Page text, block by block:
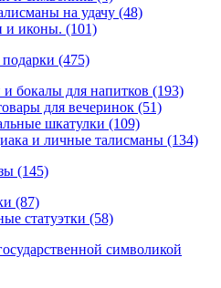
на удачу (48)
и иконы. (101)
(475)
бокалы для напитков (193)
для вечеринок (51)
шкатулки (109)
и личные талисманы (134)
(145)
(87)
статуэтки (58)
символикой